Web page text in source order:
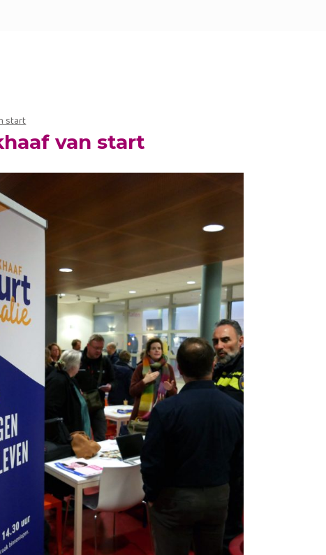
Spelen met je kind
Activiteiten in de wijk
Moedergroep VanMij
Stress door geldproblemen
Alles bekijken
start
van start